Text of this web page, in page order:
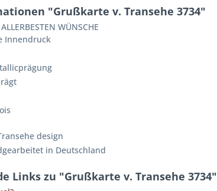
"Grußkarte v. Transehe 3734"
WÜNSCHE
Innendruck
design
in Deutschland
Links zu "Grußkarte v. Transehe 3734"